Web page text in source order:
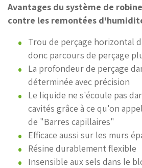
Avantages du système de
contre les remontées
Trou de perçage horizontal
donc parcours de perçage
La profondeur de perçage
déterminée avec précision
Le liquide ne s'écoule pas
cavités grâce à ce qu'on
de "Barres capillaires"
Efficace aussi sur les murs
Résine durablement flexible
Insensible aux sels dans le